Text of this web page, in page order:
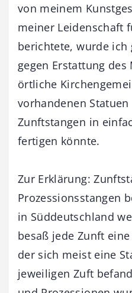
von meinem
meiner Leidenschaft
berichtete, wurde
gegen Erstattung
örtliche
vorhandenen Statuen
Zunftstangen in
fertigen könnte.
Zur Erklärung:
Prozessionsstangen
in Süddeutschland
besaß jede Zunft
der sich meist eine
jeweiligen Zuft